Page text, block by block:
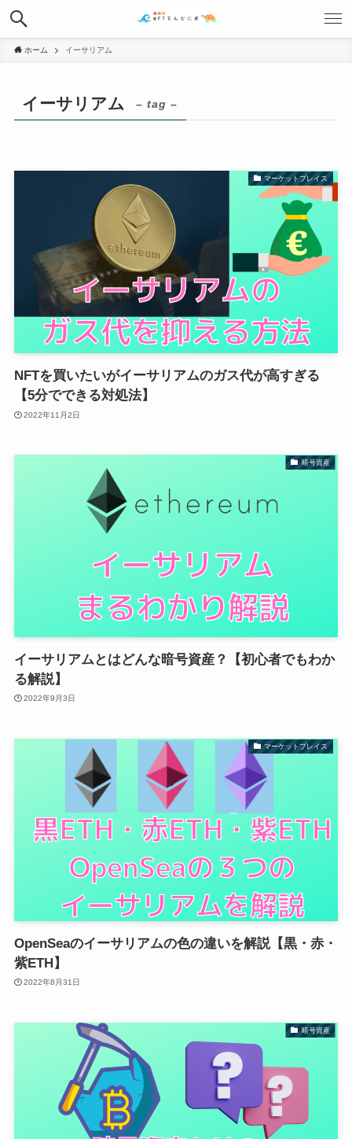
ホーム イーサリアム
イーサリアム – tag –
マーケットプレイス
NFTを買いたいがイーサリアムのガス代が高すぎる
【5分でできる対処法】
2022年11月2日
暗号資産
イーサリアムとはどんな暗号資産？【初心者でもわか
る解説】
2022年9月3日
マーケットプレイス
OpenSeaのイーサリアムの色の違いを解説【黒・赤・
紫ETH】
2022年8月31日
暗号資産